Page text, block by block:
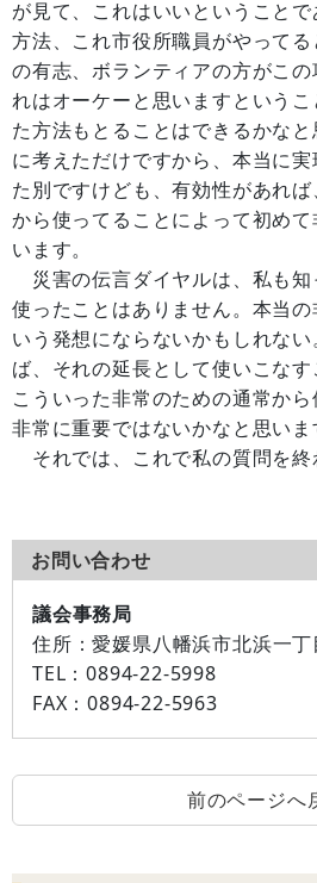
が見て、これはいいということで
方法、これ市役所職員がやって
の有志、ボランティアの方がこの
れはオーケーと思いますという
た方法もとることはできるかな
に考えただけですから、本当に実
た別ですけども、有効性があれ
から使ってることによって初め
います。
災害の伝言ダイヤルは、私も知
使ったことはありません。本当
いう発想にならないかもしれな
ば、それの延長として使いこなす
こういった非常のための通常か
非常に重要ではないかなと思いま
それでは、これで私の質問を終
お問い合わせ
議会事務局
住所：愛媛県八幡浜市北浜一
TEL：0894-22-5998
FAX：0894-22-5963
前のページへ